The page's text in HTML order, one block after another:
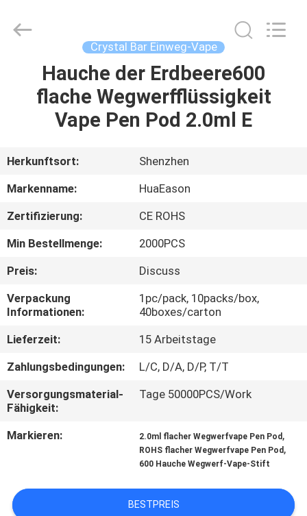
HAUS
PRODUKTE
VIDEOS
UNS
FABRIK-
AUSFLUG
QUALITÄTSKONTROLLE
SIE
EIN
2021
Crystal Bar Einweg-Vape
Hauche der Erdbeere600
flache Wegwerfflüssigkeit
Vape Pen Pod 2.0ml E
Herkunftsort:
Shenzhen
Markenname:
HuaEason
Zertifizierung:
CE ROHS
Min Bestellmenge:
2000PCS
Preis:
Discuss
Verpackung
Informationen:
1pc/pack, 10packs/box,
40boxes/carton
Lieferzeit:
15 Arbeitstage
Zahlungsbedingungen:
L/C, D/A, D/P, T/T
Versorgungsmaterial-
Fähigkeit:
Tage 50000PCS/Work
Markieren: 2.0ml flacher Wegwerfvape Pen Pod ,
ROHS flacher Wegwerfvape Pen Pod ,
600 Hauche Wegwerf-Vape-Stift
BESTPREIS